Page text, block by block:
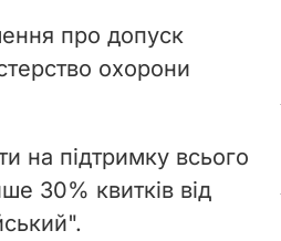
про допуск
охорони
на підтримку всього
30% квитків від